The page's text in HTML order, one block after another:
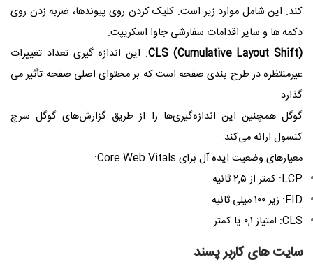
کند. این شامل موارد زیر است: کلیک کردن روی پیوندها، ضربه زدن روی
دکمه ها و سایر اقدامات سفارشی جاوا اسکریپت.
CLS (Cumulative Layout Shift): این اندازه گیری تعداد تغییرات
غیرمنتظره در طرح بندی صفحه است که بر محتوای اصلی صفحه تأثیر می
گذارد.
گوگل همچنین این اندازه‌گیری‌ها را از طریق گزارش‌های گوگل سرچ
کنسول ارائه می‌کند.
معیارهای وضعیت ایده آل برای Core Web Vitals:
LCP: کمتر از ۲,۵ ثانیه
FID: زیر ۱۰۰ میلی ثانیه
CLS: امتیاز ۰,۱ یا کمتر
سایت های کاربر پسند